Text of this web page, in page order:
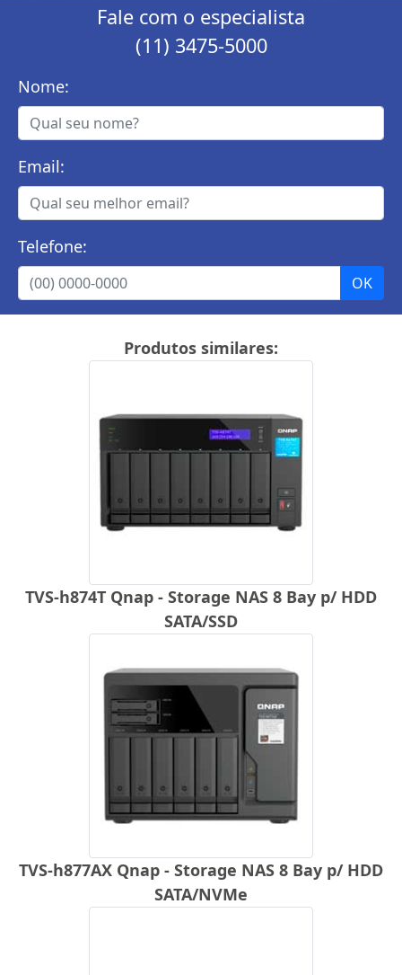
Fale com o especialista
(11) 3475-5000
Nome:
Email:
Telefone:
Produtos similares:
TVS-h874T Qnap - Storage NAS 8 Bay p/ HDD
SATA/SSD
TVS-h877AX Qnap - Storage NAS 8 Bay p/ HDD
SATA/NVMe